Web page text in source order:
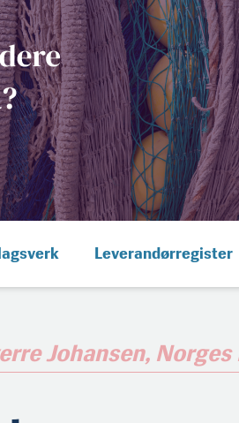
Leverandørregister
Johansen,